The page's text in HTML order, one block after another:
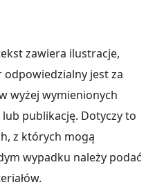
zawiera ilustracje,
jest za
wyżej wymienionych
publikację. Dotyczy to
z których mogą
wypadku należy podać